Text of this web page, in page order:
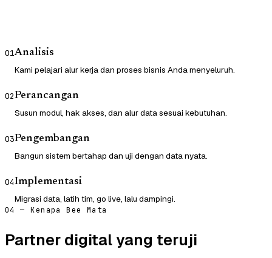
01Analisis
Kami pelajari alur kerja dan proses bisnis Anda menyeluruh.
02Perancangan
Susun modul, hak akses, dan alur data sesuai kebutuhan.
03Pengembangan
Bangun sistem bertahap dan uji dengan data nyata.
04Implementasi
Migrasi data, latih tim, go live, lalu dampingi.
04 — Kenapa Bee Mata
Partner digital yang teruji